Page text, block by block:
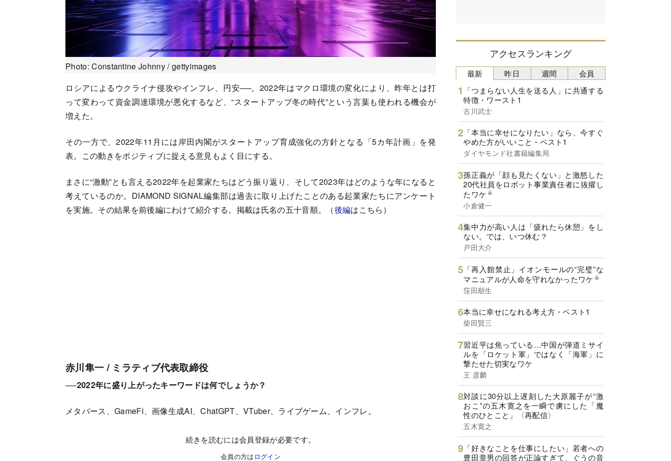
Photo: Constantine Johnny / gettyimages
ロシアによるウクライナ侵攻やインフレ、円安──。2022年はマクロ環境の変化により、昨年とは打
って変わって資金調達環境が悪化するなど、“スタートアップ冬の時代”という言葉も使われる機会が
増えた。
その一方で、2022年11月には岸田内閣がスタートアップ育成強化の方針となる「5カ年計画」を発
表。この動きをポジティブに捉える意見もよく目にする。
まさに“激動”とも言える2022年を起業家たちはどう振り返り、そして2023年はどのような年になると
考えているのか。DIAMOND SIGNAL編集部は過去に取り上げたことのある起業家たちにアンケート
を実施。その結果を前後編にわけて紹介する。掲載は氏名の五十音順。（後編はこちら）
赤川隼一 / ミラティブ代表取締役
──2022年に盛り上がったキーワードは何でしょうか？
メタバース、GameFi、画像生成AI、ChatGPT、VTuber、ライブゲーム、インフレ。
続きを読むには会員登録が必要です。
会員の方は ログイン
アクセスランキング
最新
「つまらない人生を送る人」に共通する
特徴・ワースト1
古川武士
「本当に幸せになりたい」なら、今すぐ
やめた方がいいこと・ベスト1
ダイヤモンド社書籍編集局
孫正義が「顔も見たくない」と激怒した
20代社員をロボット事業責任者に抜擢し
たワケ
小倉健一
集中力が高い人は「疲れたら休憩」をし
ない。では、いつ休む？
戸田大介
「再入館禁止」イオンモールの“完璧”な
マニュアルが人命を守れなかったワケ
窪田順生
本当に幸せになれる考え方・ベスト1
柴田賢三
習近平は焦っている…中国が弾道ミサイ
ルを「ロケット軍」ではなく「海軍」に
撃たせた切実なワケ
王 彦麟
対談に30分以上遅刻した大原麗子が“激
おこ”の五木寛之を一瞬で虜にした「魔
性のひとこと」〈再配信〉
五木寛之
「好きなことを仕事にしたい」若者への
豊田章男の回答が正論すぎて、ぐうの音
昨日 週間 会員